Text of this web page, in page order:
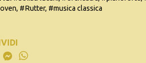
#Rutter, #musica classica